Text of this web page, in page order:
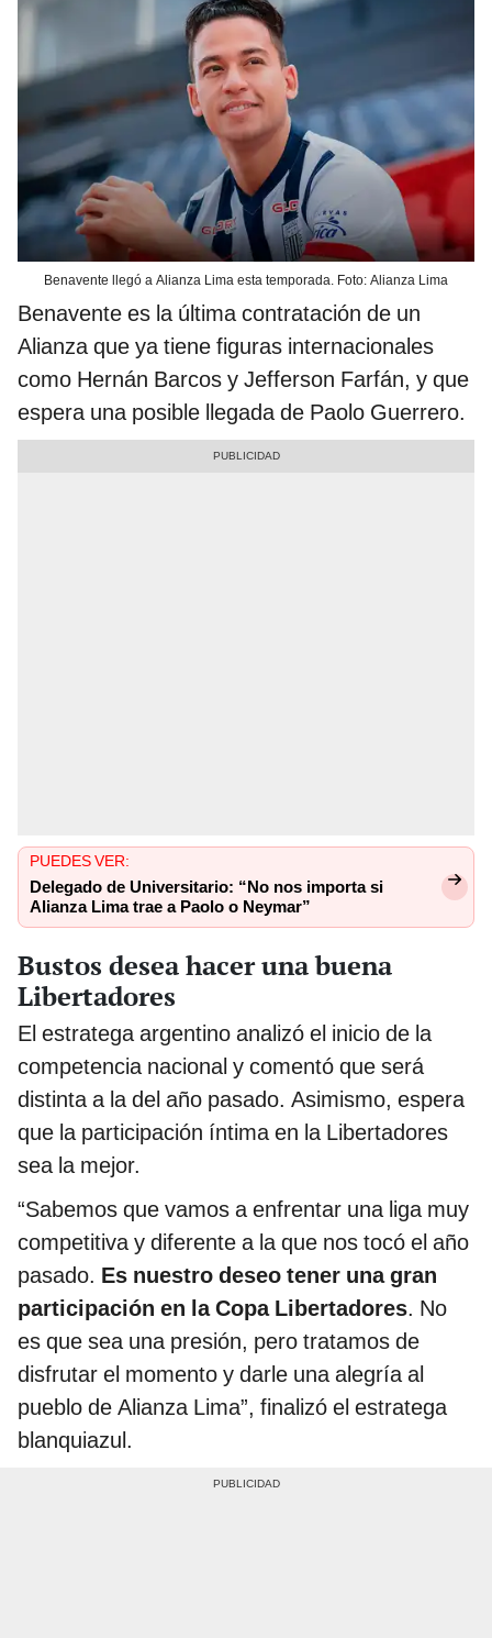
Benavente llegó a Alianza Lima esta temporada. Foto: Alianza Lima
Benavente es la última contratación de un
Alianza que ya tiene figuras internacionales
como Hernán Barcos y Jefferson Farfán, y que
espera una posible llegada de Paolo Guerrero.
PUEDES VER:
Delegado de Universitario: “No nos importa si
Alianza Lima trae a Paolo o Neymar”
Bustos desea hacer una buena
Libertadores
El estratega argentino analizó el inicio de la
competencia nacional y comentó que será
distinta a la del año pasado. Asimismo, espera
que la participación íntima en la Libertadores
sea la mejor.
“Sabemos que vamos a enfrentar una liga muy
competitiva y diferente a la que nos tocó el año
pasado. Es nuestro deseo tener una gran
participación en la Copa Libertadores. No
es que sea una presión, pero tratamos de
disfrutar el momento y darle una alegría al
pueblo de Alianza Lima”, finalizó el estratega
blanquiazul.